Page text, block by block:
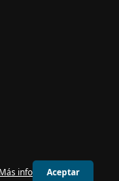
Más info Aceptar